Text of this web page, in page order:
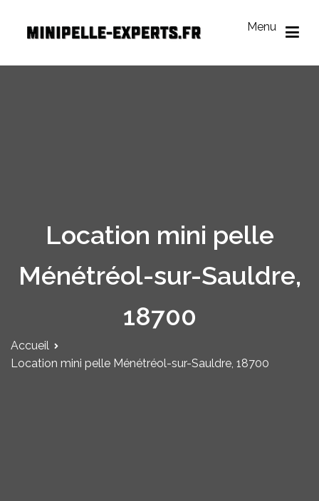
contenu
Mini Pelle Experts
Menu
Location mini pelle
Ménétréol-sur-Sauldre,
18700
Accueil
Location mini pelle Ménétréol-sur-Sauldre, 18700